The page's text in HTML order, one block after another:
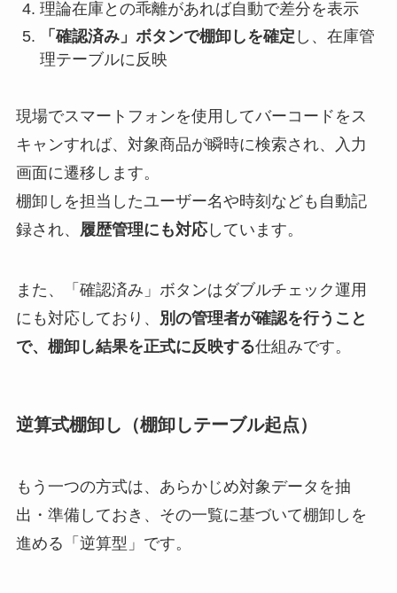
理論在庫との乖離があれば自動で差分を表示
「確認済み」ボタンで棚卸しを確定 し、在庫管
理テーブルに反映
現場でスマートフォンを使用してバーコードをス
キャンすれば、対象商品が瞬時に検索され、入力
画面に遷移します。
棚卸しを担当したユーザー名や時刻なども自動記
録され、 履歴管理にも対応しています。
また、「確認済み」ボタンはダブルチェック運用
にも対応しており、
別の管理者が確認を行うこと
で、棚卸し結果を正式に反映する仕組みです。
逆算式棚卸し（棚卸しテーブル起点）
もう一つの方式は、あらかじめ対象データを抽
出・準備しておき、その一覧に基づいて棚卸しを
進める「逆算型」です。